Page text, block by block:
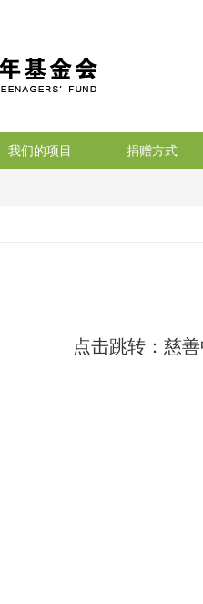
我们的项目 捐赠方式
点击跳转：慈